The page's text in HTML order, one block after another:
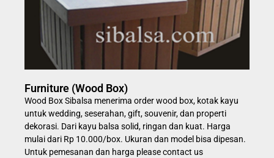
Furniture (Wood Box)
Wood Box Sibalsa menerima order wood box, kotak kayu
untuk wedding, seserahan, gift, souvenir, dan properti
dekorasi. Dari kayu balsa solid, ringan dan kuat. Harga
mulai dari Rp 10.000/box. Ukuran dan model bisa dipesan.
Untuk pemesanan dan harga please contact us